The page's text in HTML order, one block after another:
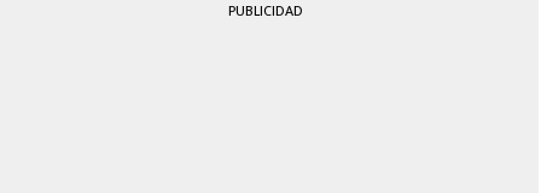
PUBLICIDAD